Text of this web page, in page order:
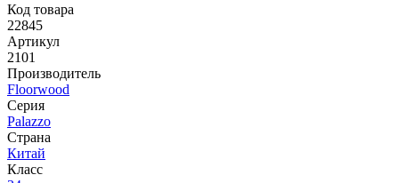
Код товара
22845
Артикул
2101
Производитель
Floorwood
Серия
Palazzo
Страна
Китай
Класс